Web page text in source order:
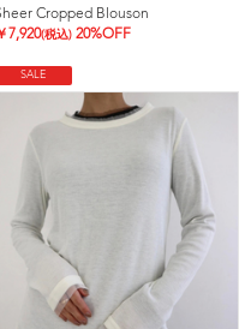
Cropped Blouson
7,920(税込) 20%OFF
SALE